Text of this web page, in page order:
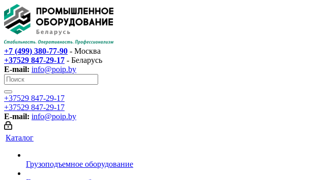
+7 (499) 380-77-90 - Москва
+37529 847-29-17‬ - Беларусь
E-mail: info@poip.by
+37529 847-29-17‬
+37529 847-29-17‬
E-mail: info@poip.by
Каталог
Грузоподъемное оборудование